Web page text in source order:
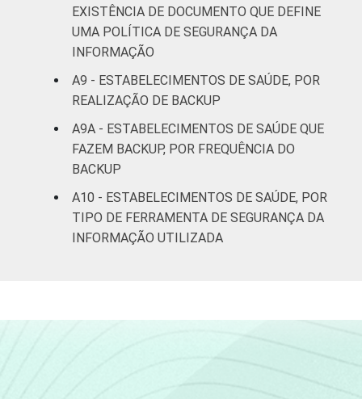
EXISTÊNCIA DE DOCUMENTO QUE DEFINE
UMA POLÍTICA DE SEGURANÇA DA
INFORMAÇÃO
A9 - ESTABELECIMENTOS DE SAÚDE, POR
REALIZAÇÃO DE BACKUP
A9A - ESTABELECIMENTOS DE SAÚDE QUE
FAZEM BACKUP, POR FREQUÊNCIA DO
BACKUP
A10 - ESTABELECIMENTOS DE SAÚDE, POR
TIPO DE FERRAMENTA DE SEGURANÇA DA
INFORMAÇÃO UTILIZADA